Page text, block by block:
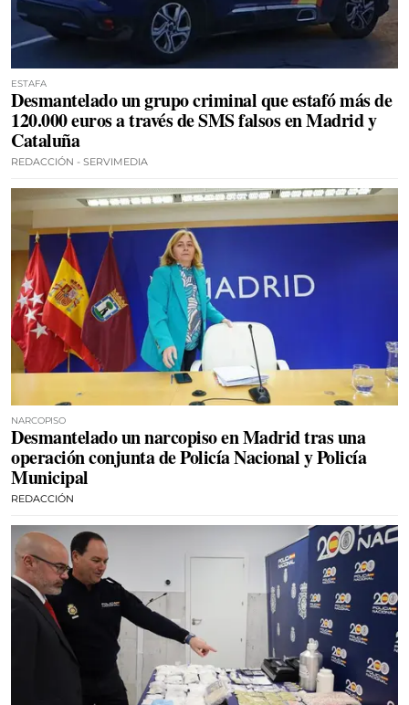
ESTAFA
Desmantelado un grupo criminal que estafó más de
120.000 euros a través de SMS falsos en Madrid y
Cataluña
REDACCIÓN - SERVIMEDIA
NARCOPISO
Desmantelado un narcopiso en Madrid tras una
operación conjunta de Policía Nacional y Policía
Municipal
REDACCIÓN